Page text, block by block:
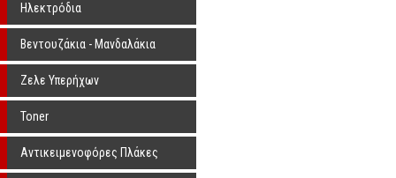
Ηλεκτρόδια
Βεντουζάκια - Μανδαλάκια
Ζελε Υπερήχων
Toner
Αντικειμενοφόρες Πλάκες